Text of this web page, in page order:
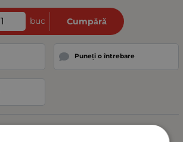
buc Cumpără
Puneți o întrebare